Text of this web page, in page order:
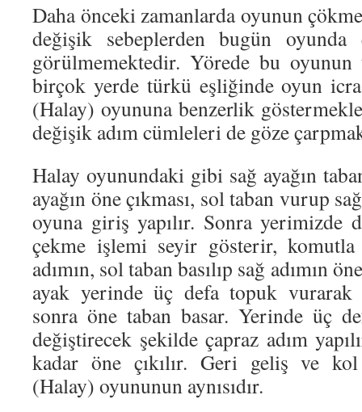
Daha önceki zamanlarda oyunun
değişik sebeplerden bugün oyunda
görülmemektedir. Yörede bu
birçok yerde türkü eşliğinde oyun
(Halay) oyununa benzerlik
değişik adım cümleleri de göze
Halay oyunundaki gibi sağ ayağın
ayağın öne çıkması, sol taban vurup
oyuna giriş yapılır. Sonra yerimizde
çekme işlemi seyir gösterir, komutla
adımın, sol taban basılıp sağ adımın
ayak yerinde üç defa topuk vurarak
sonra öne taban basar. Yerinde üç
değiştirecek şekilde çapraz adım
kadar öne çıkılır. Geri geliş ve kol
(Halay) oyununun aynısıdır.